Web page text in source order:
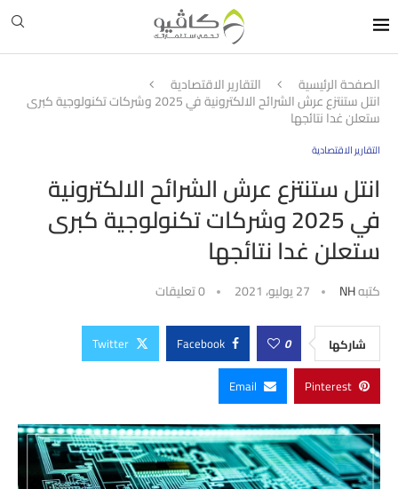
الصفحة الرئيسية التقارير الاقتصادية
انتل ستنتزع عرش الشرائح الالكترونية في 2025 وشركات تكنولوجية كبرى
ستعلن غدا نتائجها
التقارير الاقتصادية
انتل ستنتزع عرش الشرائح الالكترونية
في 2025 وشركات تكنولوجية كبرى
ستعلن غدا نتائجها
كتبهNH 27 يوليو، 2021 0 تعليقات
شاركها 0
Facebook
Twitter
Pinterest
Email